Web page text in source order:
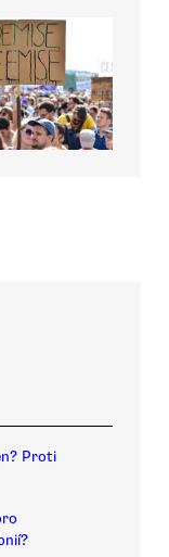
Proti